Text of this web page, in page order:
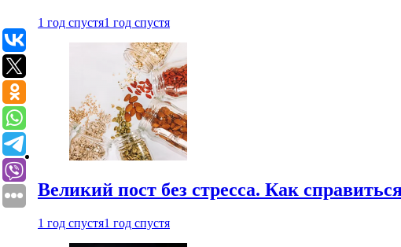
1 год спустя1 год спустя
Великий пост без стресса. Как
1 год спустя1 год спустя